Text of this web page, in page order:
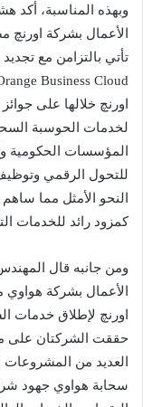
وبهذه المناسبة، أكد
الأعمال بشركة اورنچ
تأتي بالتزامن مع
اورنچ خلالها على
المؤسسات الحكومية
للتحول الرقمي
النحو الأمثل مما
كمزود رائد للخدمات
ومن جانبه قال
الأعمال بشركة هواوي
اورنچ لإطلاق خدمات
العديد من
سحابة هواوي جهود